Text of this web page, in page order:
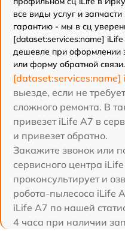
все виды услуг и
гарантию - мы в сц
[dataset:services:name]
дешевле при оформлении
или форму обратной связи.
[dataset:services:name]
выезде, если не
сложного ремонта. В
привезет iLife A7 в
и привезет обратно.
Закажите звонок или
сервисного центра
проконсультирует и
робота-пылесоса iLife
iLife A7 по нашей
4 часа при наличии